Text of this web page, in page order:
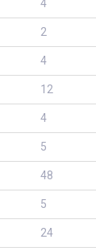
4
2
4
12
4
5
48
5
24